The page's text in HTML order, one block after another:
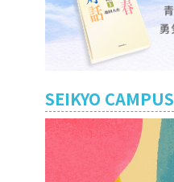
SEIKYO CAMPUS